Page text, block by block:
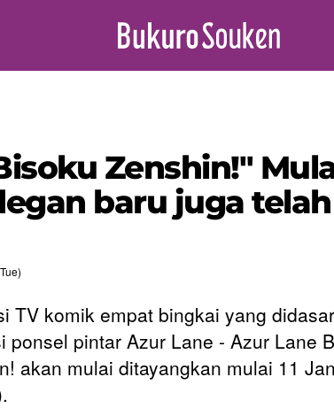
Zenshin!"
baru juga
TV komik empat bingkai yang
ponsel pintar Azur Lane - Azur Lane
akan mulai ditayangkan mulai 11